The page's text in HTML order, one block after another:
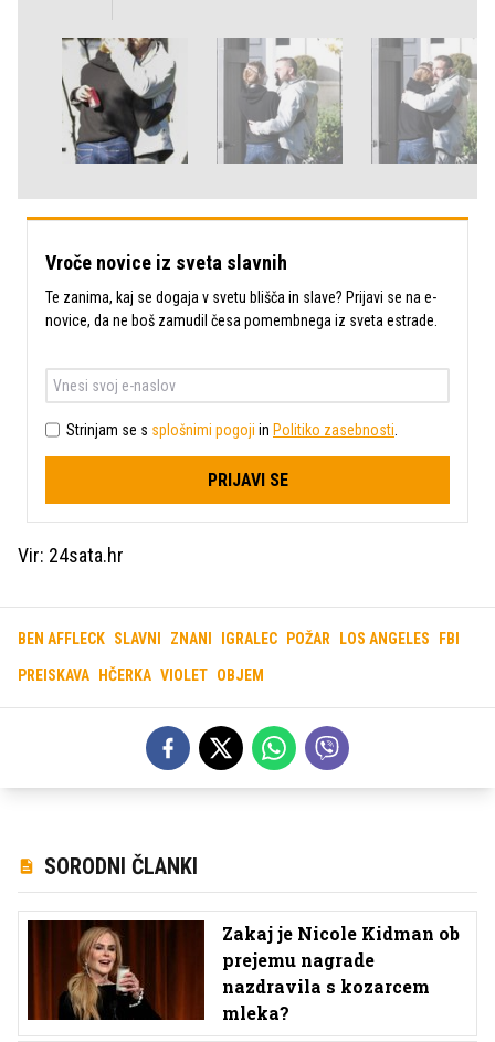
Vroče novice iz sveta slavnih
Te zanima, kaj se dogaja v svetu blišča in slave? Prijavi se na e-
novice, da ne boš zamudil česa pomembnega iz sveta estrade.
Strinjam se s splošnimi pogoji in Politiko zasebnosti
PRIJAVI SE
Vir: 24sata.hr
BEN AFFLECK SLAVNI ZNANI IGRALEC POŽAR LOS ANGELES FBI
PREISKAVA HČERKA VIOLET OBJEM
SORODNI ČLANKI
Zakaj je Nicole Kidman ob
prejemu nagrade
nazdravila s kozarcem
mleka?